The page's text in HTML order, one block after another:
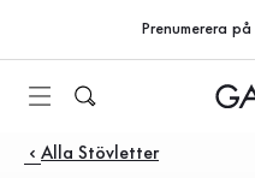
Till innehållsförteckning
Till huvudnavigation
Prenumerera på
Produkter
Alla Stövletter